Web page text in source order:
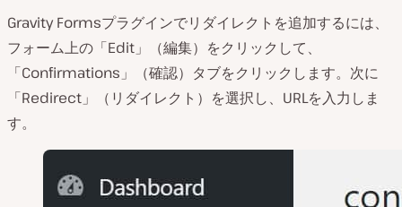
Gravity Formsプラグインでリダイレクトを追加するには、
フォーム上の「Edit」（編集）をクリックして、
「Confirmations」（確認）タブをクリックします。次に
「Redirect」（リダイレクト）を選択し、URLを入力しま
す。